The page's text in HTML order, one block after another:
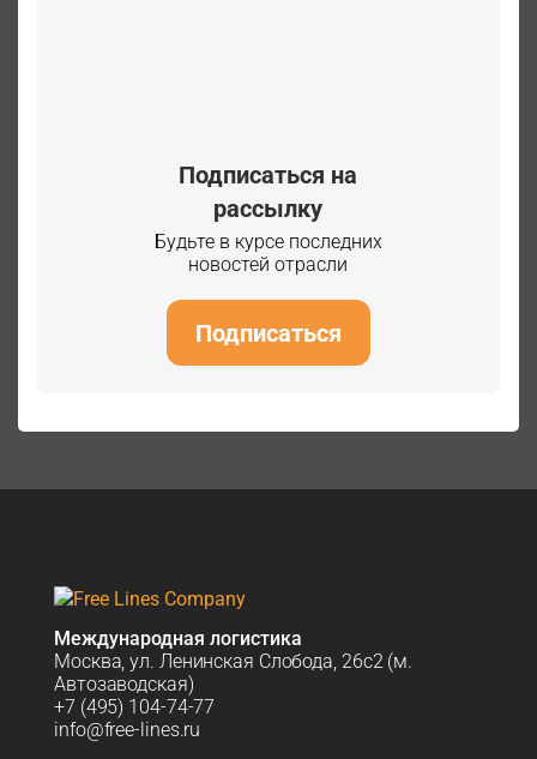
Подписаться на
рассылку
Будьте в курсе последних
новостей отрасли
Подписаться
Международная логистика
Москва, ул. Ленинская Слобода, 26с2 (м.
Автозаводская)
+7 (495) 104-74-77
info@free-lines.ru